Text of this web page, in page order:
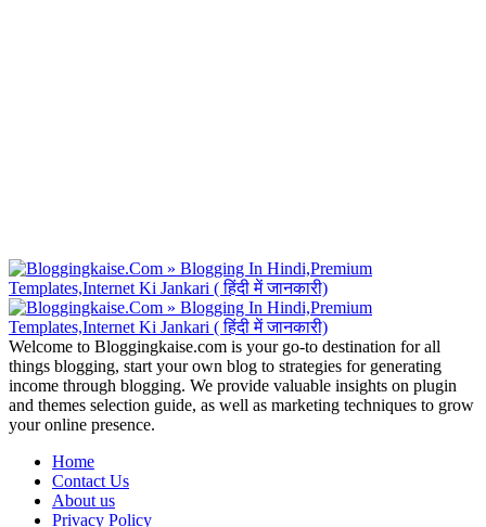
Welcome to Bloggingkaise.com is your go-to destination for all
things blogging, start your own blog to strategies for generating
income through blogging. We provide valuable insights on plugin
and themes selection guide, as well as marketing techniques to grow
your online presence.
Home
Contact Us
About us
Privacy Policy